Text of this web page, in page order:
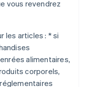
vous revendrez
les articles : *si
alimentaires,
corporels,